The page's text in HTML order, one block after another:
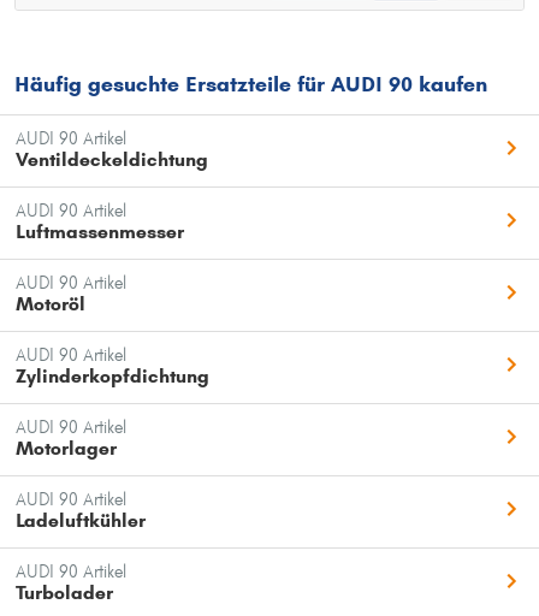
Häufig gesuchte Ersatzteile für AUDI 90 kaufen
AUDI 90 Artikel
Ventildeckeldichtung
AUDI 90 Artikel
Luftmassenmesser
AUDI 90 Artikel
Motoröl
AUDI 90 Artikel
Zylinderkopfdichtung
AUDI 90 Artikel
Motorlager
AUDI 90 Artikel
Ladeluftkühler
AUDI 90 Artikel
Turbolader